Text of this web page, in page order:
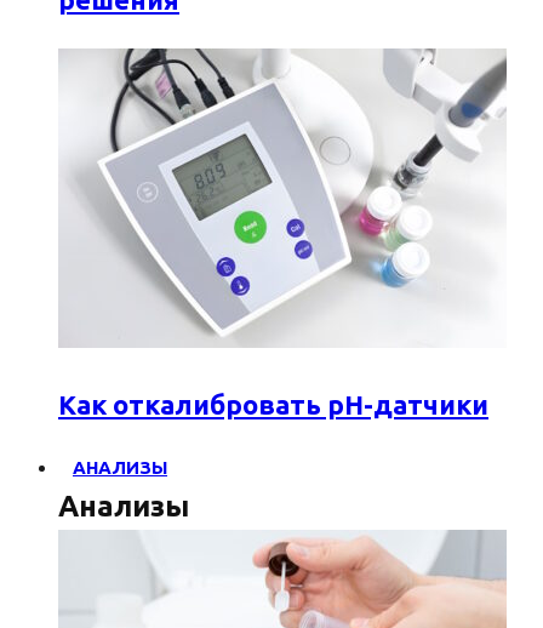
Как откалибровать pH-датчики
АНАЛИЗЫ
Анализы